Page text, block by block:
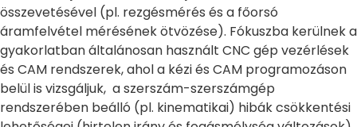
összevetésével (pl. rezgésmérés és a főorsó
áramfelvétel mérésének ötvözése). Fókuszba kerülnek a
gyakorlatban általánosan használt CNC gép vezérlések
és CAM rendszerek, ahol a kézi és CAM programozáson
belül is vizsgáljuk, a szerszám-szerszámgép
rendszerében beálló (pl. kinematikai) hibák csökkentési